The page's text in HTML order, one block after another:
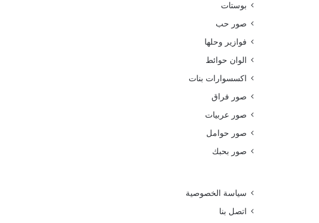
بوستات
صور حب
فوازير وحلها
الوان حوائط
اكسسوارات بنات
صور فراق
صور عربيات
صور حوامل
صور بحبك
سياسة الخصوصية
اتصل بنا